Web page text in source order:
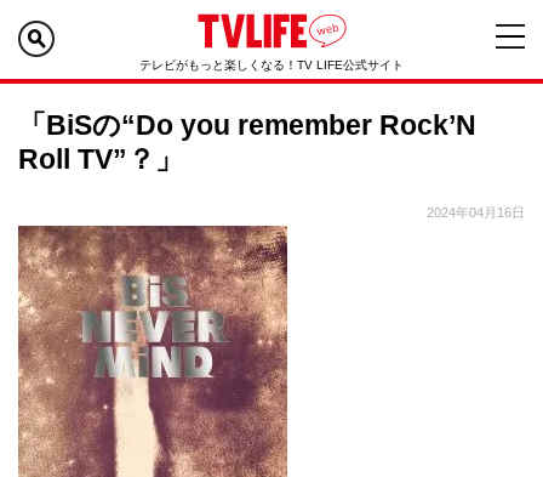
テレビがもっと楽しくなる！TV LIFE公式サイト
「BiSの“Do you remember Rock’N
Roll TV”？」
2024年04月16日